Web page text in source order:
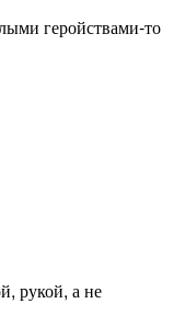
геройствами-то
рукой, а не